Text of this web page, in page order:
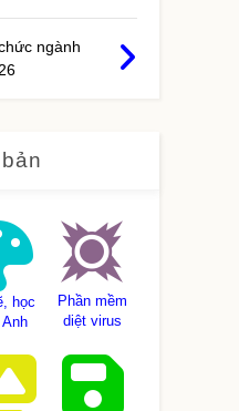
ngành
học
Phần mềm
diệt virus